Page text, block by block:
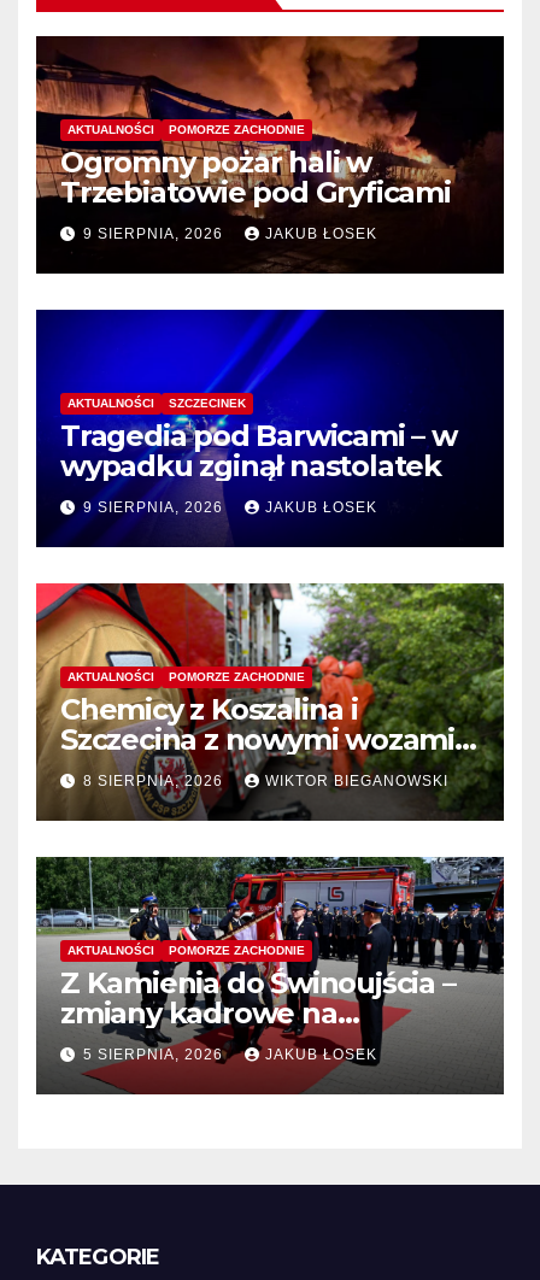
AKTUALNOŚCI POMORZE ZACHODNIE
Ogromny pożar hali w
Trzebiatowie pod Gryficami
9 SIERPNIA, 2026 JAKUB ŁOSEK
AKTUALNOŚCI SZCZECINEK
Tragedia pod Barwicami – w
wypadku zginął nastolatek
9 SIERPNIA, 2026 JAKUB ŁOSEK
AKTUALNOŚCI POMORZE ZACHODNIE
Chemicy z Koszalina i
Szczecina z nowymi wozami –
wyłoniono wykonawcę
8 SIERPNIA, 2026 WIKTOR BIEGANOWSKI
AKTUALNOŚCI POMORZE ZACHODNIE
Z Kamienia do Świnoujścia –
zmiany kadrowe na
stanowiskach komendantów
5 SIERPNIA, 2026 JAKUB ŁOSEK
KATEGORIE